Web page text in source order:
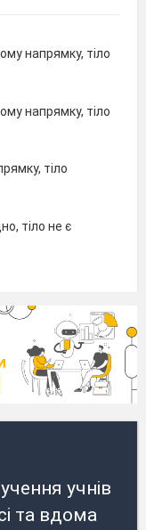
напрямку, тіло
напрямку, тіло
тіло
тіло не є
учнів
та вдома